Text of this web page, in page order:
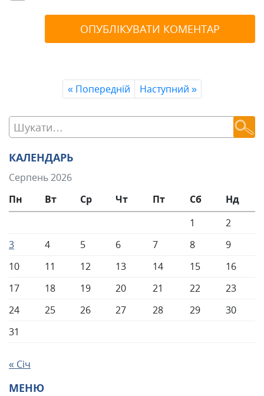
«Попередній Наступний »
КАЛЕНДАРЬ
Серпень 2026
Пн
Вт Ср Чт Пт Сб
Нд
1
2
3
4 5 6 7 8
9
10
11 12 13 14 15
16
17
18 19 20 21 22
23
24
25 26 27 28 29
30
31
« Січ
МЕНЮ